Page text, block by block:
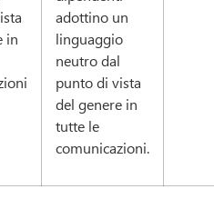
in
adottino un
linguaggio
neutro dal
punto di vista
del genere in
tutte le
comunicazioni.